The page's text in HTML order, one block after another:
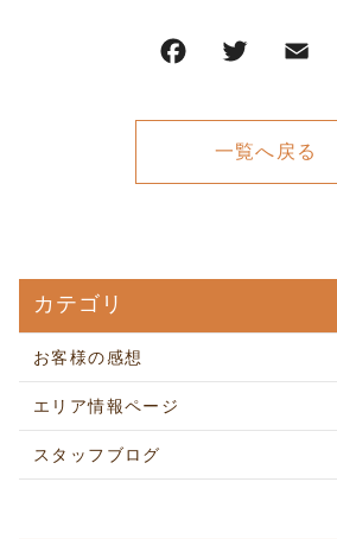
一覧へ戻る
カテゴリ
お客様の感想
エリア情報ページ
スタッフブログ